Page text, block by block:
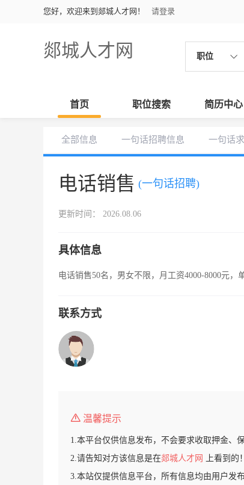
您好，欢迎来到郯城人才网！ 请登录
郯城人才网 职位
首页 职位搜索 简历中心
全部信息 一句话招聘信息 一句话
电话销售 (一句话招聘)
更新时间： 2026.08.06
具体信息
电话销售50名，男女不限，月工资4000-8000元，
联系方式
温馨提示
1.本平台仅供信息发布，不会要求收取押金、
2.请告知对方该信息是在郯城人才网
上看到的！
3.本站仅提供信息平台，所有信息均由用户发